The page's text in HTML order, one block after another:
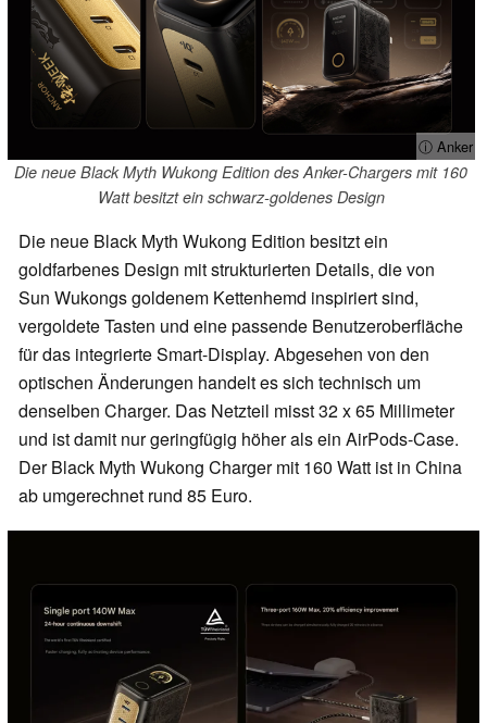
ⓘ Anker
Die neue Black Myth Wukong Edition des Anker-Chargers mit 160
Watt besitzt ein schwarz-goldenes Design
Die neue Black Myth Wukong Edition besitzt ein
goldfarbenes Design mit strukturierten Details, die von
Sun Wukongs goldenem Kettenhemd inspiriert sind,
vergoldete Tasten und eine passende Benutzeroberfläche
für das integrierte Smart-Display. Abgesehen von den
optischen Änderungen handelt es sich technisch um
denselben Charger. Das Netzteil misst 32 x 65 Millimeter
und ist damit nur geringfügig höher als ein AirPods-Case.
Der Black Myth Wukong Charger mit 160 Watt ist in China
ab umgerechnet rund 85 Euro.